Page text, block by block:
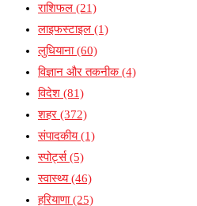
राशिफल (21)
लाइफस्टाइल (1)
लुधियाना(60)
विज्ञान और तकनीक(4)
विदेश (81)
शहर (372)
संपादकीय(1)
स्पोर्ट्स(5)
स्वास्थ्य(46)
हरियाणा(25)